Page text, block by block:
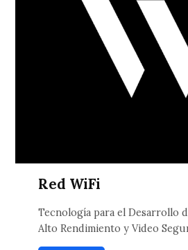
Red WiFi
Tecnología para el Desarrollo
Alto Rendimiento y Video